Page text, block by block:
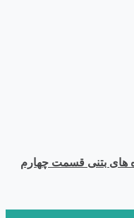
های بتنی قسمت چهارم